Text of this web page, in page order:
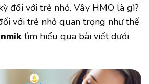
đối với trẻ nhỏ. Vậy HMO là gì?
với trẻ nhỏ quan trọng như thế
tìm hiểu qua bài viết dưới